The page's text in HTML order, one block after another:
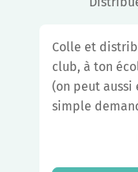
Colle et
club, à ton
(on peut aussi
simple